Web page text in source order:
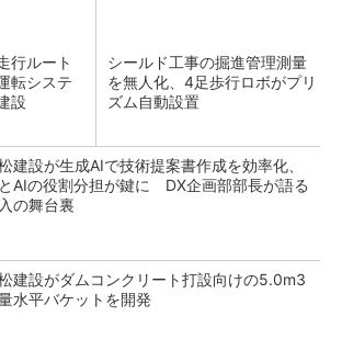
行ルート
転システ
設
シールド工事の掘進管理測量
を無人化、4足歩行ロボがプリ
ズム自動設置
建設が生成AIで技術提案書作成を効率化、
AIの役割分担が鍵に DX企画部部長が語る
の舞台裏
建設がダムコンクリート打設向けの5.0m3
水平バケットを開発